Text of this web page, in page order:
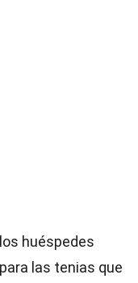
huéspedes
las tenias que